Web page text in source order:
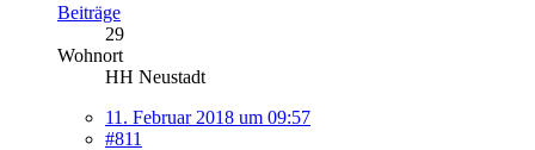
Beiträge
29
Wohnort
HH Neustadt
11. Februar 2018 um 09:57
#811